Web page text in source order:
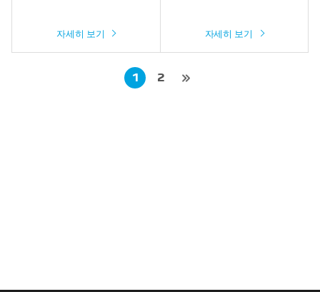
자세히 보기 자세히 보기
1 2